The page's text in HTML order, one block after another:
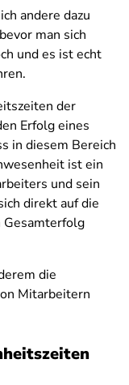
andere dazu
man sich
und es ist echt
der
Erfolg eines
in diesem Bereich
ist ein
und sein
direkt auf die
Gesamterfolg
die
Mitarbeitern